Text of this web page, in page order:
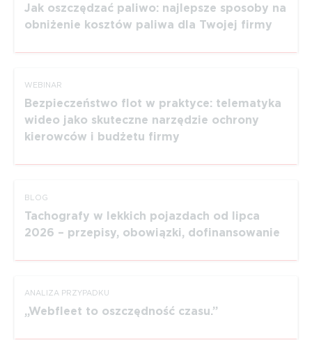
Jak oszczędzać paliwo: najlepsze sposoby na
obniżenie kosztów paliwa dla Twojej firmy
WEBINAR
Bezpieczeństwo flot w praktyce: telematyka
wideo jako skuteczne narzędzie ochrony
kierowców i budżetu firmy
BLOG
Tachografy w lekkich pojazdach od lipca
2026 – przepisy, obowiązki, dofinansowanie
ANALIZA PRZYPADKU
Webfleet to oszczędność czasu.